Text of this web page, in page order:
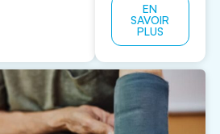
EN
SAVOIR
PLUS